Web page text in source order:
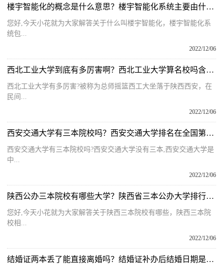
楼宇智能化的概念是什么意思？楼宇智能化系统主要由什么组成呢？
您好,今天小花就为大家解答关于什么叫楼宇智能化，楼宇智能化系
统包...
2022/12/06
西北工业大学到底有多厉害啊？西北工业大学算名校吗含金量高吗？
西北工业大学有多厉害?被称为总师摇篮西工大坐落于陕西西安，在
民间...
2022/12/06
西安交通大学有三本院校吗？西安交通大学排名在全国第几位呢？
西安交通大学有三本院校吗?西安交通大学没有三本,西安交通大学是
中...
2022/12/06
陕西公办三本院校有哪些大学？陕西省三本公办大学排行榜是什么？
您好,今天小花就为大家解答关于陕西三本院校有哪些，陕西三本院
校相...
2022/12/06
结婚证两本丢了能直接离婚吗？结婚证补办后结婚日期是原来的吗？